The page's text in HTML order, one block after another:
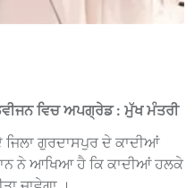
ਵਿਚ ਅਪਗ੍ਰੇਡ : ਮੁੱਖ ਮੰਤਰੀ
ਜਿਲਾ ਗੁਰਦਾਸਪੁਰ ਦੇ ਕਾਦੀਆਂ
ਨੇ ਆਖਿਆ ਹੈ ਕਿ ਕਾਦੀਆਂ ਹਲਕੇ